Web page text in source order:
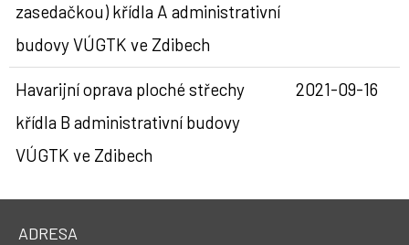
zasedačkou) křídla A administrativní
budovy VÚGTK ve Zdibech
Havarijní oprava ploché střechy
křídla B administrativní budovy
VÚGTK ve Zdibech
2021-09-16
ADRESA